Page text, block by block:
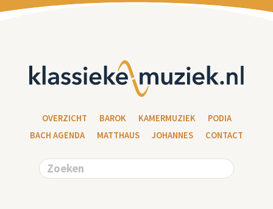
OVERZICHT BAROK KAMERMUZIEK
PODIA
BACH AGENDA
MATTHAUS JOHANNES CONTACT